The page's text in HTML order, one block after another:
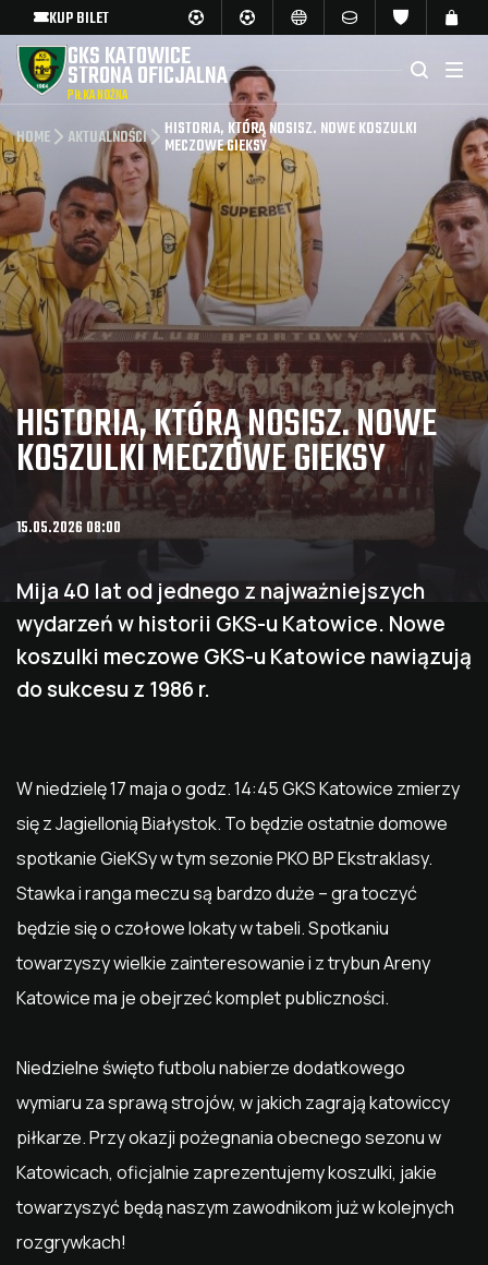
KUP BILET
GKS KATOWICE
STRONA OFICJALNA
PIŁKA NOŻNA
HOME AKTUALNOŚCI HISTORIA, KTÓRĄ NOSISZ. NOWE KOSZULKI
MECZOWE GIEKSY
HISTORIA, KTÓRĄ NOSISZ. NOWE
KOSZULKI MECZOWE GIEKSY
15.05.2026 08:00
Mija 40 lat od jednego z najważniejszych
wydarzeń w historii GKS-u Katowice. Nowe
koszulki meczowe GKS-u Katowice nawiązują
do sukcesu z 1986 r.
W niedzielę 17 maja o godz. 14:45 GKS Katowice zmierzy
się z Jagiellonią Białystok. To będzie ostatnie domowe
spotkanie GieKSy w tym sezonie PKO BP Ekstraklasy.
Stawka i ranga meczu są bardzo duże – gra toczyć
będzie się o czołowe lokaty w tabeli. Spotkaniu
towarzyszy wielkie zainteresowanie i z trybun Areny
Katowice ma je obejrzeć komplet publiczności.
Niedzielne święto futbolu nabierze dodatkowego
wymiaru za sprawą strojów, w jakich zagrają katowiccy
piłkarze. Przy okazji pożegnania obecnego sezonu w
Katowicach, oficjalnie zaprezentujemy koszulki, jakie
towarzyszyć będą naszym zawodnikom już w kolejnych
rozgrywkach!